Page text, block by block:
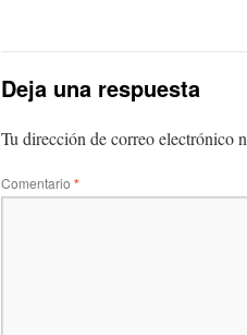
Deja una respuesta
Tu dirección de correo electrónico
Comentario *